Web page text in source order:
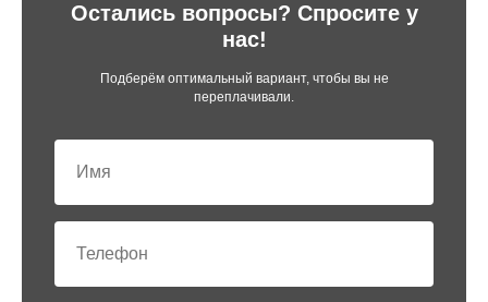
Остались вопросы? Спросите у
нас!
Подберём оптимальный вариант, чтобы вы не
переплачивали.